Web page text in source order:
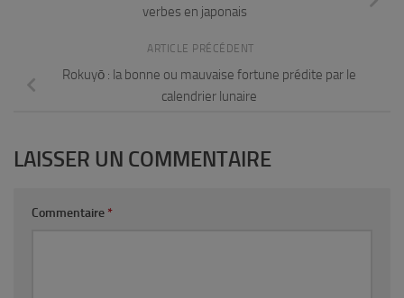
verbes en japonais
ARTICLE PRÉCÉDENT
Rokuyō : la bonne ou mauvaise fortune prédite par le
calendrier lunaire
LAISSER UN COMMENTAIRE
Commentaire *